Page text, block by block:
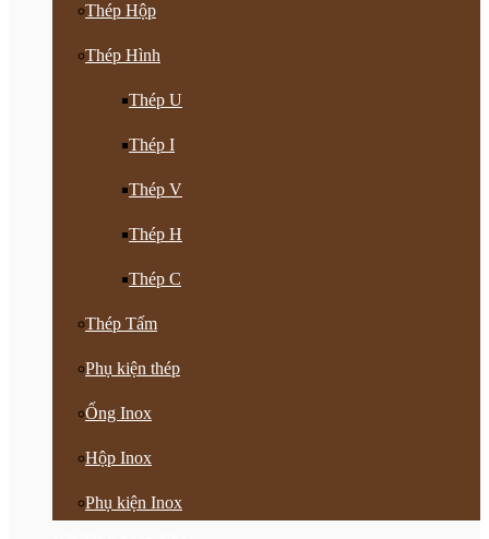
Thép Hộp
Thép Hình
Thép U
Thép I
Thép V
Thép H
Thép C
Thép Tấm
Phụ kiện thép
Ống Inox
Hộp Inox
Phụ kiện Inox